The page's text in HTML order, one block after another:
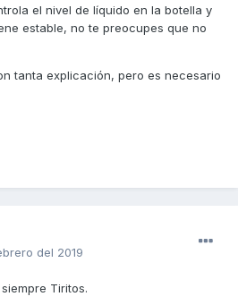
el nivel de líquido en la botella y
estable, no te preocupes que no
tanta explicación, pero es necesario
del 2019
Tiritos.